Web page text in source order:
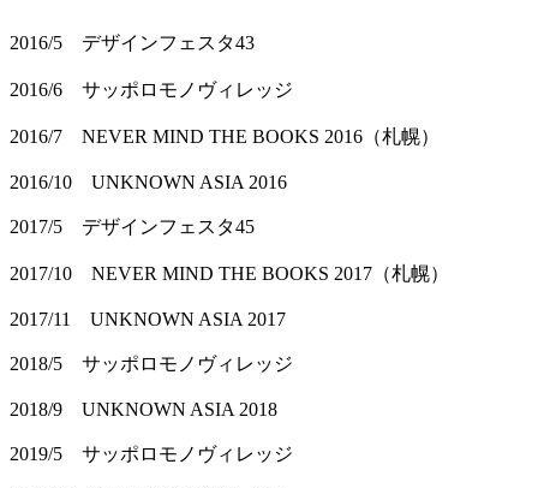
2016/5 デザインフェスタ43
2016/6 サッポロモノヴィレッジ
2016/7 NEVER MIND THE BOOKS 2016（札幌）
2016/10 UNKNOWN ASIA 2016
2017/5 デザインフェスタ45
2017/10 NEVER MIND THE BOOKS 2017（札幌）
2017/11 UNKNOWN ASIA 2017
2018/5 サッポロモノヴィレッジ
2018/9 UNKNOWN ASIA 2018
2019/5 サッポロモノヴィレッジ